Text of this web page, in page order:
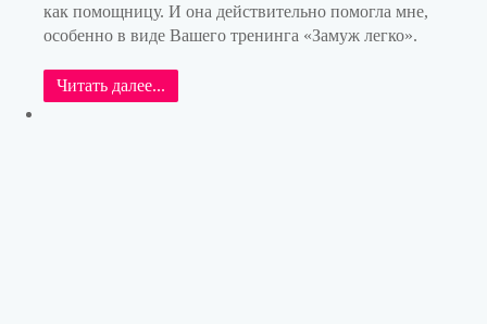
как помощницу. И она действительно помогла мне,
особенно в виде Вашего тренинга «Замуж легко».
Читать далее...